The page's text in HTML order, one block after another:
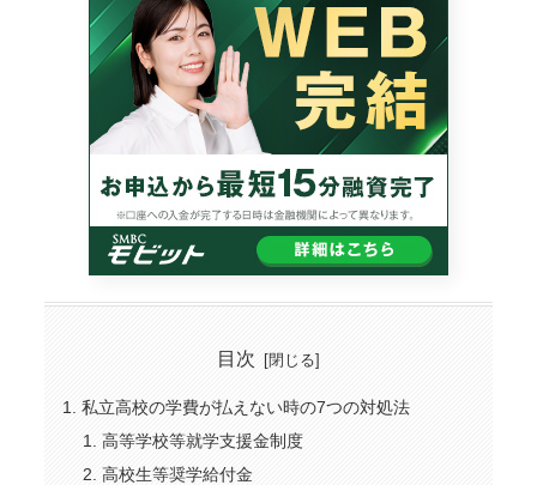
目次
私立高校の学費が払えない時の7つの対処法
高等学校等就学支援金制度
高校生等奨学給付金